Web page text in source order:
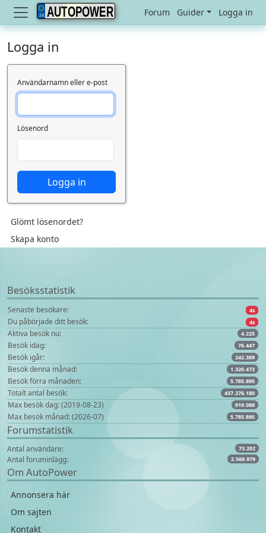
AUTOPOWER Forum Guider Logga in
Logga in
Användarnamn eller e-post
Lösenord
Logga in
Glömt lösenordet?
Skapa konto
Besöksstatistik
Senaste besökare: 4s
Du påbörjade ditt besök: 4s
Aktiva besök nu: 4.225
Besök idag: 76.447
Besök igår: 242.389
Besök denna månad: 1.320.473
Besök förra månaden: 5.785.895
Totalt antal besök: 437.276.180
Max besök dag: (2019-08-23) 919.088
Max besök månad: (2026-07) 5.785.895
Forumstatistik
Antal användare: 73.202
Antal foruminlägg: 2.569.979
Om AutoPower
Annonsera här
Om sajten
Kontakt